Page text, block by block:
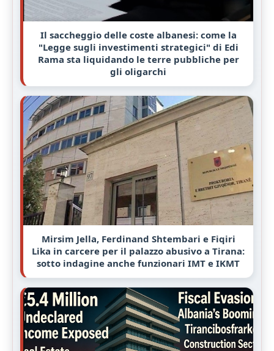
Il saccheggio delle coste albanesi: come la
"Legge sugli investimenti strategici" di Edi
Rama sta liquidando le terre pubbliche per
gli oligarchi
Mirsim Jella, Ferdinand Shtembari e Fiqiri
Lika in carcere per il palazzo abusivo a Tirana:
sotto indagine anche funzionari IMT e IKMT